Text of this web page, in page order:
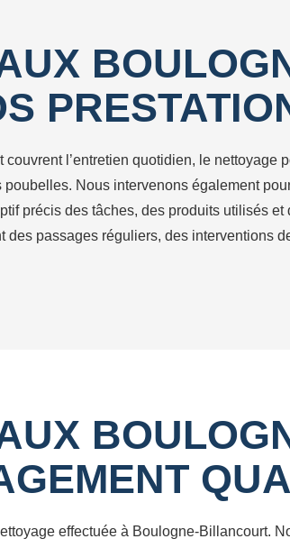
l’entretien quotidien, le nettoyage
Nous intervenons également
précis des tâches, des produits utilisés
passages réguliers, des interventions
effectuée à Boulogne-Billancourt.